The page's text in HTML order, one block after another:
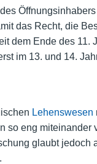
Öffnungsinhabers
das Recht, die
dem Ende des 11.
im 13. und 14.
Lehenswesen
so eng miteinander
glaubt jedoch